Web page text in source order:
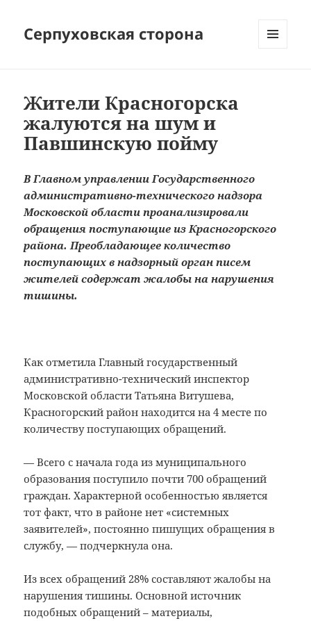
Серпуховская сторона
Жители Красногорска
жалуются на шум и
Павшинскую пойму
В Главном управлении Государственного
административно-технического надзора
Московской области проанализировали
обращения поступающие из Красногорского
района. Преобладающее количество
поступающих в надзорный орган писем
жителей содержат жалобы на нарушения
тишины.
Как отметила Главный государственный
административно-технический инспектор
Московской области Татьяна Витушева,
Красногорский район находится на 4 месте по
количеству поступающих обращений.
— Всего с начала года из муниципального
образования поступило почти 700 обращений
граждан. Характерной особенностью является
тот факт, что в районе нет «системных
заявителей», постоянно пишущих обращения в
службу, — подчеркнула она.
Из всех обращений 28% составляют жалобы на
нарушения тишины. Основной источник
подобных обращений – материалы,